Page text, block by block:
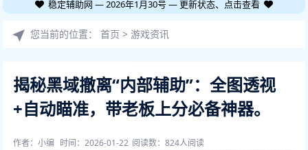
稳定辅助网 — 2026年1月30号 — 更新状态、点击查看
您当前的位置：首页 > 游戏资讯
揭秘黑域撤离“内部辅助”：全图透视
+自动瞄准，带老板上分必备神器。
作者：小编 时间：2026-01-22 阅读数：824人阅读